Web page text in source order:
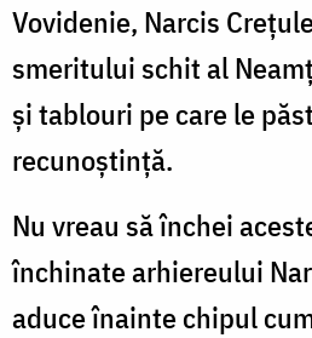
Vovidenie, Narcis
smeritului schit al
și tablouri pe care le
recunoștință.
Nu vreau să închei
închinate arhiereului
aduce înainte chipul